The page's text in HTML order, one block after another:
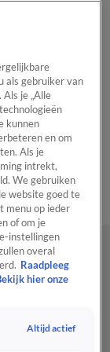
Hart
Tip de
PanelVideo's
als gebruiker van
je „Alle
kunnen
en om
Als je
intrekt,
We gebruiken
website goed te
menu op ieder
of om je
instellingen
overal
Raadpleeg
hier onze
Altijd actief